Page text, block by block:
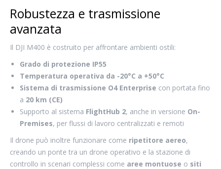
Robustezza e trasmissione
avanzata
Il DJI M400 è costruito per affrontare ambienti ostili:
Grado di protezione IP55
Temperatura operativa da -20°C a +50°C
Sistema di trasmissione O4 Enterprise con portata fino
a 20 km (CE)
Supporto al sistema FlightHub 2, anche in versione On-
Premises, per flussi di lavoro centralizzati e remoti
Il drone può inoltre funzionare come ripetitore aereo,
creando un ponte tra un drone operativo e la stazione di
controllo in scenari complessi come aree montuose o siti